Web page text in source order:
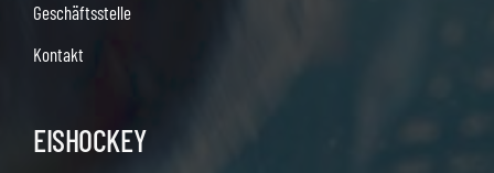
Geschäftsstelle
Kontakt
EISHOCKEY